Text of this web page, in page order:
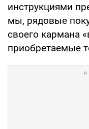
инструкциями
мы, рядовые
своего кармана
приобретаемые